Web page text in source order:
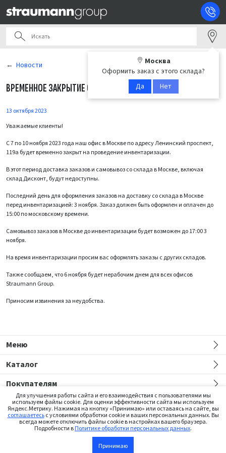
Москва
Оформить заказ с этого склада?
Да
Нет
Новости
ВРЕМЕННОЕ ЗАКРЫТИЕ СКЛАДА В МОСКВЕ
13 октября 2023
Уважаемые клиенты!
С 7 по 10 ноября 2023 года наш офис в Москве по адресу Ленинский проспект,
119а будет временно закрыт на проведение инвентаризации.
В этот период доставка заказов и самовывоз со склада в Москве, включая
склад Дисконт, будут недоступны.
Последний день для оформления заказов на доставку со склада в Москве
перед инвентаризацией: 3 ноября. Заказ должен быть оформлен и оплачен до
15:00 по московскому времени.
Самовывоз заказов в Москве до инвентаризации будет возможен до 17:00 3
ноября.
На время инвентаризации просим вас оформлять заказы с других складов.
Также сообщаем, что 6 ноября будет нерабочим днем для всех офисов
Straumann Group.
Приносим извинения за неудобства.
Меню
Каталог
Покупателям
Сайт предназначен только для медицинских работников
©2026 Institut Straumann AG
Для улучшения работы сайта и его взаимодействия с пользователями мы
используем файлы cookie. Для оценки эффективности сайта мы используем
Яндекс.Метрику. Нажимая на кнопку «Принимаю» или оставаясь на сайте, вы
соглашаетесьс условиями обработки cookie и ваших персональных данных. Вы
всегда можете отключить файлы cookie в настройках вашего браузера.
Подробности вПолитике обработки персональных данных.
Принимаю